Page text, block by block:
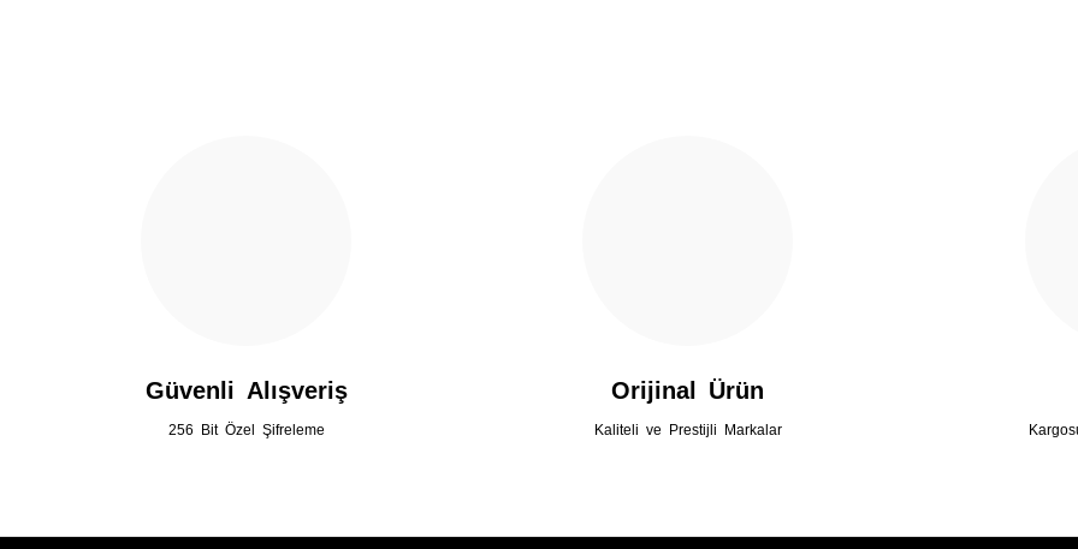
Güvenli Alışveriş
256 Bit Özel Şifreleme
Orijinal Ürün
Kaliteli ve Prestijli Markalar